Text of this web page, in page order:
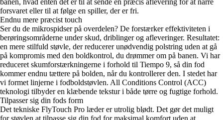
forsvaret eller til at følge en spiller, der er fri.
Endnu mere præcist touch
Ser du de mikrospidser på overdelen? De forstærker effektiviteten i
berøringsområderne under skud, driblinger og afleveringer. Resultatet:
en mere stilfuld støvle, der reducerer unødvendig polstring uden at gå
på kompromis med den boldkontrol, du drømmer om på banen. Vi har
reduceret skumforstærkningerne i forhold til Tiempo 9, så din fod
kommer endnu tættere på bolden, når du kontrollerer den. I stedet har
vi formet linjerne i fodboldstøvlen. All Conditions Control (ACC)
teknologi tilbyder en klæbende tekstur i både tørre og fugtige forhold.
Tilpasser sig din fods form
Det tekniske FlyTouch Pro læder er utrolig blødt. Det gør det muligt
for støvlen at tilpasse sig din fod for maksimal komfort uden at